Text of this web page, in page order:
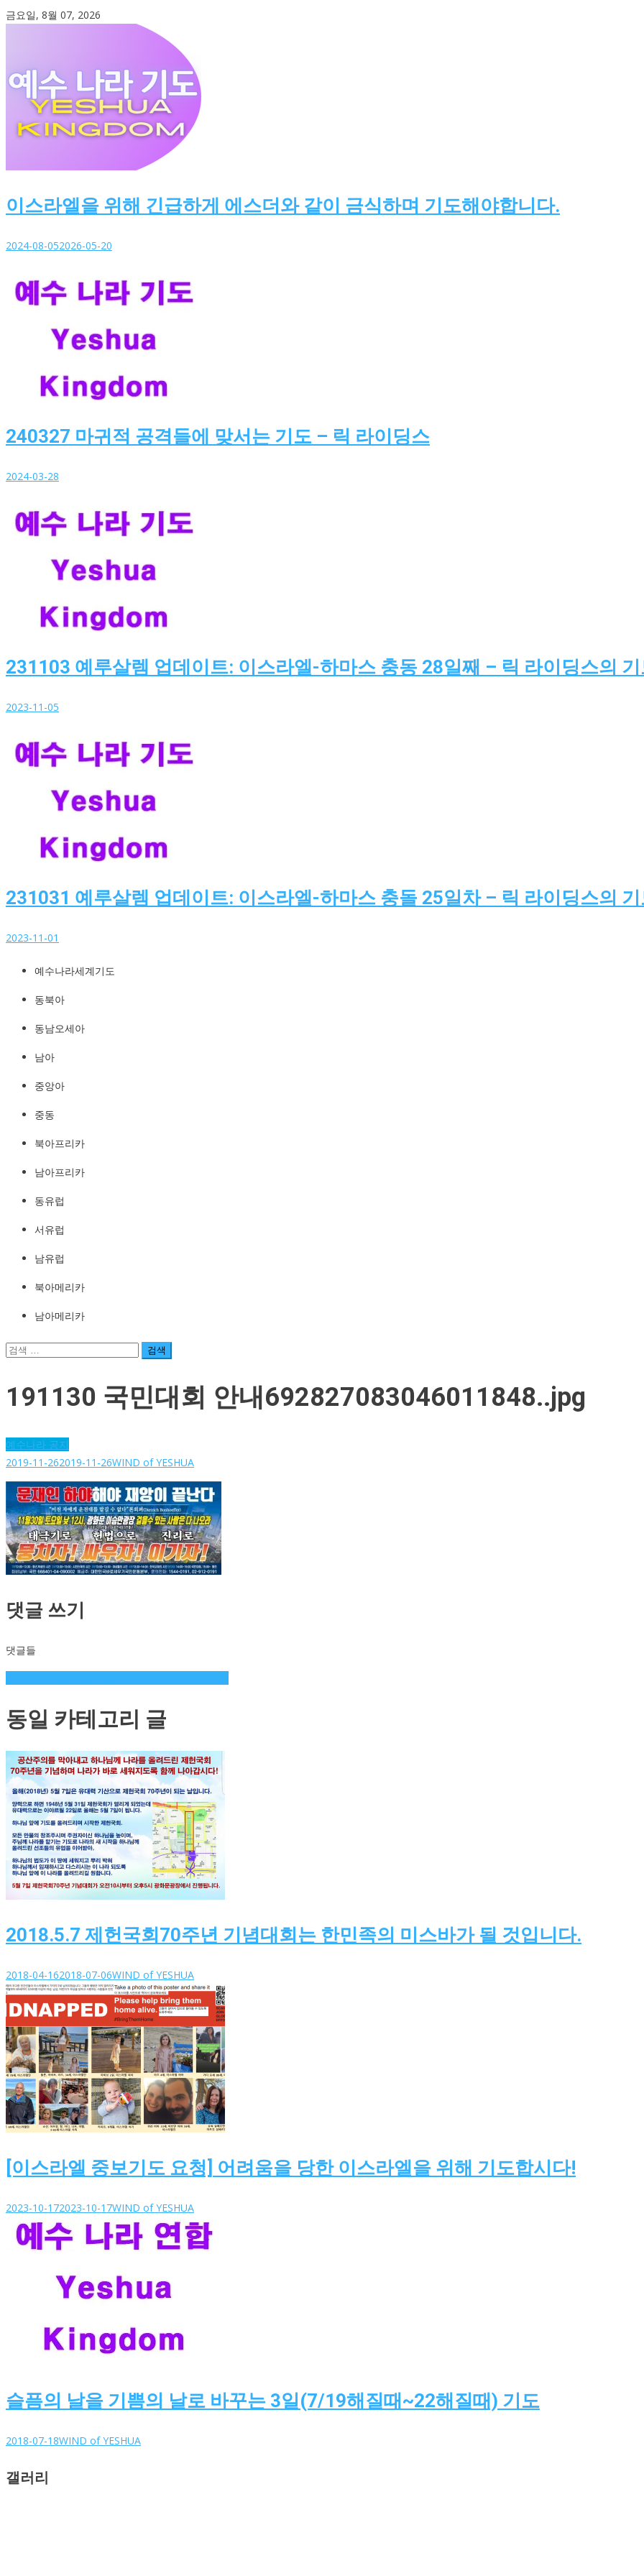
Skip
금요일, 8월 07, 2026
이스라엘을 위해 긴급하게 에스더와 같이 금식하며 기도해야합니다.
2024-08-052026-05-20
240327 마귀적 공격들에 맞서는 기도 – 릭 라이딩스
2024-03-28
231103 예루살렘 업데이트: 이스라엘-하마스 충동 28일째 – 릭 라이딩스의 기
2023-11-05
231031 예루살렘 업데이트: 이스라엘-하마스 충돌 25일차 – 릭 라이딩스의 기
2023-11-01
예수나라세계기도
http://YeshuaKingdom.kr
예수나라세계기도
동북아
동남오세아
남아
중앙아
중동
북아프리카
남아프리카
동유럽
서유럽
남유럽
북아메리카
남아메리카
검
191130 국민대회 안내692827083046011848..jpg
예수나라 공지
2019-11-262019-11-26WIND of YESHUA
댓글 쓰기
댓글들
글
탐
색
동일 카테고리 글
2018.5.7 제헌국회70주년 기념대회는 한민족의 미스바가 될 것입니다.
2018-04-162018-07-06WIND of YESHUA
[이스라엘 중보기도 요청] 어려움을 당한 이스라엘을 위해 기도합시다!
2023-10-172023-10-17WIND of YESHUA
슬픔의 날을 기쁨의 날로 바꾸는 3일(7/19해질때~22해질때) 기도
2018-07-18WIND of YESHUA
갤러리